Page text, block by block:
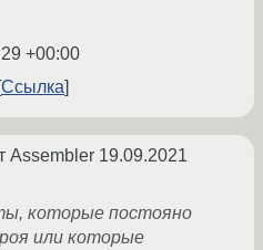
+00:00
Ссылка
Assembler 19.09.2021
которые постояно
или которые